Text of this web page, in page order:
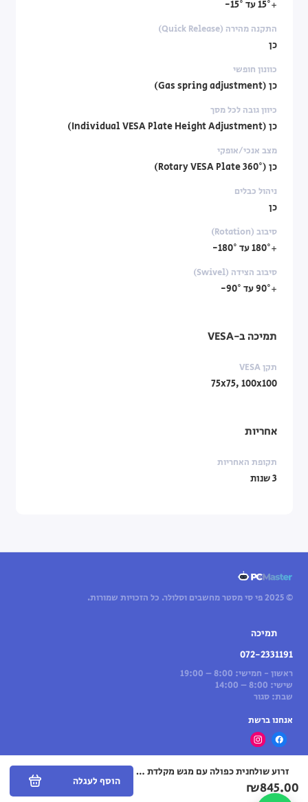
זרוע שולחנית כפולה עם מגש מקלדת ל-2 מסכים בגודל 13″–27″
₪845.00 הוסף לעגלה
+15° עד ‎-15°
התקנה מהירה (Quick Release)
כן
כוונון חופשי
כן (Gas spring adjustment)
כיוון גובה לכל מסך
כן (Individual VESA Plate Height Adjustment)
מצב אנכי/אופקי
כן (360° Rotary VESA Plate)
ניהול כבלים
כן
סיבוב (Rotation)
+180° עד ‎-180°
סיבוב הצידה (Swivel)
+90° עד ‎-90°
תמיכה ב-VESA
תקן VESA
75x75, 100x100
אחריות
תקופת האחריות
3 שנות
© 2025 פי סי מסטר מחשבים וסלולר. כל הזכויות שמורות.
תמיכה
072-2331191
ראשון - חמישי: 8:00 – 19:00
שישי: 8:00 – 14:00
שבת: סגור
אנחנו ברשת